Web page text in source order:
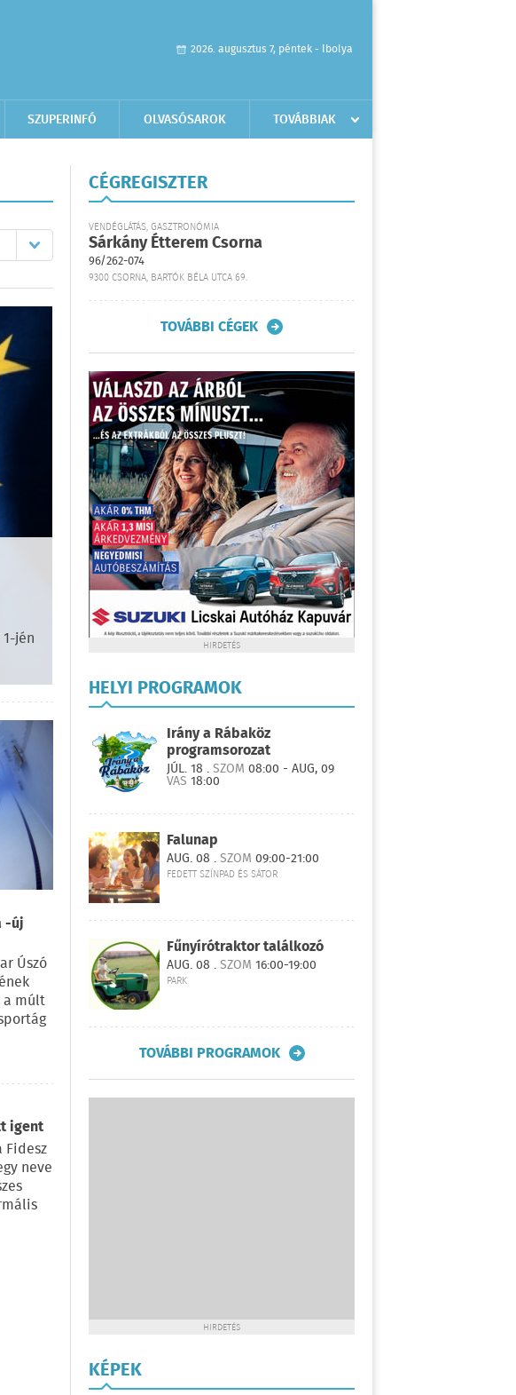
2026. augusztus 7, péntek - Ibolya
SZUPERINFÓ OLVASÓSAROK TOVÁBBIAK
jén
-új
Úszó
a múlt
igent
neve
CÉGREGISZTER
VENDÉGLÁTÁS, GASZTRONÓMIA
Sárkány Étterem Csorna
96/262-074
9300 CSORNA, BARTÓK BÉLA UTCA 69.
TOVÁBBI CÉGEK
HIRDETÉS
HELYI PROGRAMOK
Irány a Rábaköz
programsorozat
JÚL. 18 .SZOM 08:00 - AUG, 09
VAS 18:00
Falunap
AUG. 08 .SZOM 09:00-21:00
FEDETT SZÍNPAD ÉS SÁTOR
Fűnyírótraktor találkozó
AUG. 08 .SZOM 16:00-19:00
PARK
TOVÁBBI PROGRAMOK
HIRDETÉS
KÉPEK